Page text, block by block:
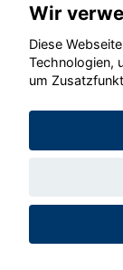
©
Wir
Diese
Technologien,
um